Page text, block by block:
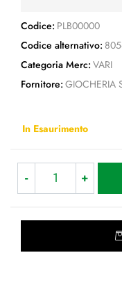
Codice: PLB00000
Codice alternativo:
Categoria Merc: VARI
Fornitore: GIOCHERIA
In Esaurimento